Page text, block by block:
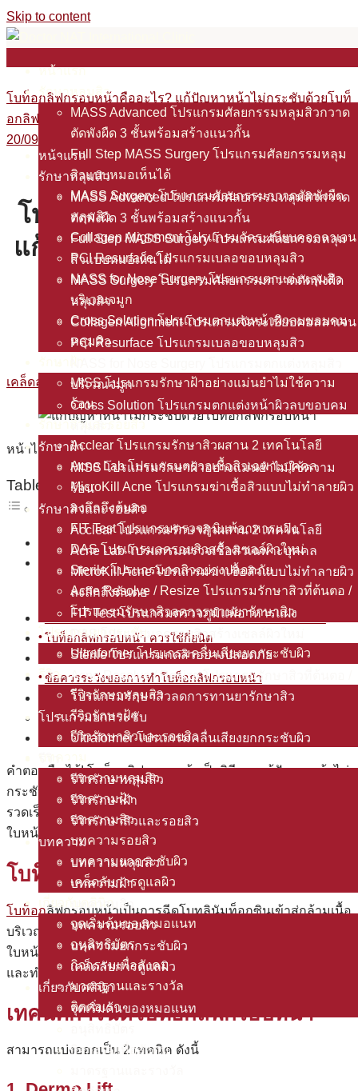
Skip to content
หน้าแรก
รักษาหลุมสิว
MASS Advanced โปรแกรมศัลยกรรมหลุมสิวกวาด
ตัดพังผืด 3 ชั้นพร้อมสร้างแนวกั้น
Full Step MASS Surgery โปรแกรมศัลยกรรมหลุม
สิวแบบหมอเห็นได้
MASS Surgery โปรแกรมศัลยกรรมกวาดตัดพังผืด
หลุมสิว
Collagen Alignment โปรแกรมจัดระเบียบคอลลาเจน
PCI Resurface โปรแกรมเบลอขอบหลุมสิว
NASS for Nose Surgery โปรแกรมตกแต่งหลุมสิว
บริเวณจมูก
Cross Solution โปรแกรมตกแต่งหน้าผิวลบขอบคม
หลุมสิว
MISS โปรแกรมรักษาฝ้าอย่างแม่นยำไม่ใช้ความ
ร้อน
รักษาสิวและรอยสิว
Acclear โปรแกรมรักษาสิวผสาน 2 เทคโนโลยี
Acne Lab โปรแกรมตรวจเชื้อสิวเฉพาะบุคคล
MicroKill Acne โปรแกรมฆ่าเชื้อสิวแบบไม่ทำลายผิว
ลงลึกถึงต้นตอ
FIT Test โปรแกรมตรวจภูมิแพ้อาหารแฝง
DAS โปรแกรมลดรอยสิวสร้างเซลล์ผิวใหม่
Sterile โปรแกรมกดสิวอย่างปลอดภัย
Acne Resolve / Resize โปรแกรมรักษาสิวที่ต้นตอ /
โปรแกรมรักษาสิวลดการทานยารักษาสิว
โปรแกรมยกกระชับ
Ultraformer โปรแกรมคลื่นเสียงยกกระชับผิว
รีวิว
รีวิวรักษาหลุมสิว
รีวิวรักษาฝ้า
รีวิวรักษาสิวและรอยสิว
บทความหลุมสิว
บทความฝ้า
บทความสิว
บทความรอยสิว
บทความยกกระชับผิว
เคล็ดลับการดูแลผิว
เกี่ยวกับคลินิก
จุดเริ่มต้นของหมอแนท
อนุสิทธิบัตร
กิจกรรมเพื่อสังคม
มาตรฐานและรางวัล
ติดต่อเรา
หน้าแรก
รักษาหลุมสิว
MASS Advanced โปรแกรมศัลยกรรมหลุมสิวกวาด
ตัดพังผืด 3 ชั้นพร้อมสร้างแนวกั้น
Full Step MASS Surgery โปรแกรมศัลยกรรมหลุม
สิวแบบหมอเห็นได้
MASS Surgery โปรแกรมศัลยกรรมกวาดตัดพังผืด
หลุมสิว
Collagen Alignment โปรแกรมจัดระเบียบคอลลาเจน
PCI Resurface โปรแกรมเบลอขอบหลุมสิว
บริเวณจมูก
Cross Solution โปรแกรมตกแต่งหน้าผิวลบขอบคม
หลุมสิว
รักษาฝ้า
MISS โปรแกรมรักษาฝ้าอย่างแม่นยำไม่ใช้ความ
ร้อน
รักษาสิวและรอยสิว
Acclear โปรแกรมรักษาสิวผสาน 2 เทคโนโลยี
Acne Lab โปรแกรมตรวจเชื้อสิวเฉพาะบุคคล
MicroKill Acne โปรแกรมฆ่าเชื้อสิวแบบไม่ทำลายผิว
ลงลึกถึงต้นตอ
FIT Test โปรแกรมตรวจภูมิแพ้อาหารแฝง
DAS โปรแกรมลดรอยสิวสร้างเซลล์ผิวใหม่
Sterile โปรแกรมกดสิวอย่างปลอดภัย
Acne Resolve / Resize โปรแกรมรักษาสิวที่ต้นตอ /
โปรแกรมรักษาสิวลดการทานยารักษาสิว
โปรแกรมยกกระชับ
Ultraformer โปรแกรมคลื่นเสียงยกกระชับผิว
รีวิวรักษาหลุมสิว
รีวิวรักษาฝ้า
รีวิวรักษาสิวและรอยสิว
บทความ
บทความหลุมสิว
บทความฝ้า
บทความสิว
บทความรอยสิว
บทความยกกระชับผิว
เคล็ดลับการดูแลผิว
เกี่ยวกับคลินิก
จุดเริ่มต้นของหมอแนท
กิจกรรมเพื่อสังคม
Search for:
โบท็อกลิฟกรอบหน้าคืออะไร? แก้ปัญหาหน้าไม่กระชับด้วยโบท็
อกลิฟกรอบหน้า
20/09/2024 27/03/2026
โบท็อกลิฟกรอบหน้าคืออะไร?
แก้ปัญหาหน้าไม่กระชับด้วยโบ
ท็อกลิฟกรอบหน้า
September, 20 2024
/ By Doctor NAT Clinic
เคล็ดลับดูแลผิว
หน้าไม่กระชับ ทำยังไงดี? ฉีดโบท็อก ช่วยได้ไหม?
Table of Contents
โบท็อกลิฟกรอบหน้า คืออะไร
เทคนิคการฉีดโบท็อกลิฟกรอบหน้า
2. Nefertiti Lift
โบท็อกลิฟกรอบหน้า แตกต่างจากโบท็อกลดกรามอย่างไร
โบท็อกลิฟกรอบหน้า ควรใช้กี่ยูนิต
ข้อดีของการทำโบท็อกลิฟกรอบหน้า
ข้อควรระวังของการทำโบท็อกลิฟกรอบหน้า
โบท็อกลิฟกรอบหน้า เหมาะกับใคร
โบท็อกลิฟกรอบหน้า กี่วันเห็นผล และอยู่ได้กี่เดือน
ลิฟกรอบหน้าที่ดอกเตอร์แนทคลินิก (Doctor NAT Clinic)
คำตอบคือ ได้! โบท็อกลิฟกรอบหน้าเป็นวิธีการแก้ปัญหาหน้าไม่
กระชับที่ได้รับความนิยมเพิ่มมากขึ้น เนื่องจากให้ผลลัพธ์ที่
รวดเร็ว ไม่ต้องผ่าตัด และไม่ต้องพักฟื้นนาน ช่วยยกกระชับ
ใบหน้า ทำให้หน้าเรียวขึ้นอย่างเป็นธรรมชาติ
โบท็อกลิฟกรอบหน้า
โบท็อกลิฟกรอบหน้าเป็นการฉีดโบทูลินัมท็อกซินเข้าสู่กล้ามเนื้อ
บริเวณกรอบหน้า คอ ใต้คาง เพื่อผ่อนคลายกล้ามเนื้อที่ดึง
ใบหน้าลง ทำให้ใบหน้ายกกระชับขึ้น ช่วยลดความหย่อนคล้อย
และทำให้ใบหน้าดูเรียวนั่นเอง
เทคนิคการฉีดโบท็อกลิฟกรอบหน้า
สามารถแบ่งออกเป็น 2 เทคนิค ดังนี้